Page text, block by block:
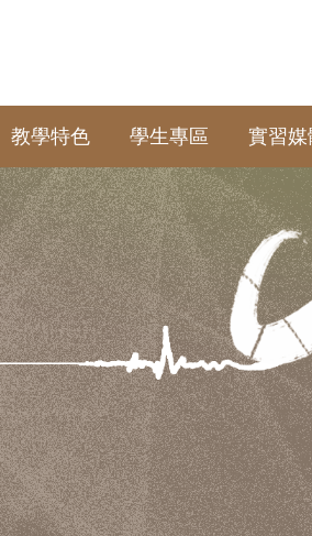
教學特色 學生專區 實習媒